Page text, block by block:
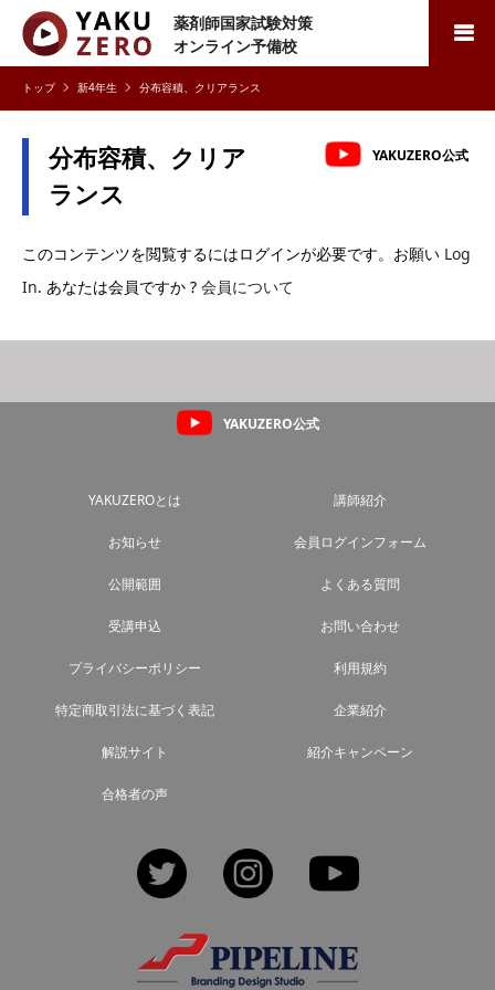
薬剤師国家試験対策
オンライン予備校
検索
新4年生 分布容積、クリアランス
分布容積、クリア
ランス
YAKUZERO公式
このコンテンツを閲覧するにはログインが必要です。お願い Log
In. あなたは会員ですか ? 会員について
YAKUZERO公式
YAKUZEROとは 講師紹介
お知らせ 会員ログインフォーム
公開範囲 よくある質問
受講申込 お問い合わせ
プライバシーポリシー 利用規約
特定商取引法に基づく表記 企業紹介
解説サイト 紹介キャンペーン
合格者の声
Twitter Instagram